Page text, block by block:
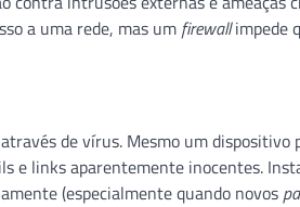
a uma rede, mas um firewallimpede
de vírus. Mesmo um
e links aparentemente inocentes.
(especialmente quando novos